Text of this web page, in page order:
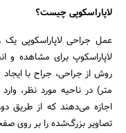
لاپاراسکوپی چیست؟
عمل جراحی لاپاراسکوپی
لاپاراسکوپ برای مشاهده
متر) در ناحیه مورد نظر،
اجازه می‌دهند که از طریق
تصاویر بزرگ‌شده را بر روی